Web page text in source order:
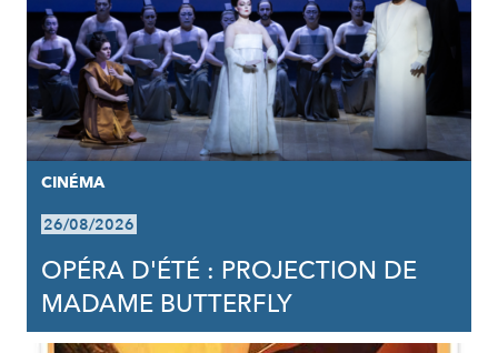
CINÉMA
26/08/2026
OPÉRA D'ÉTÉ : PROJECTION DE
MADAME BUTTERFLY